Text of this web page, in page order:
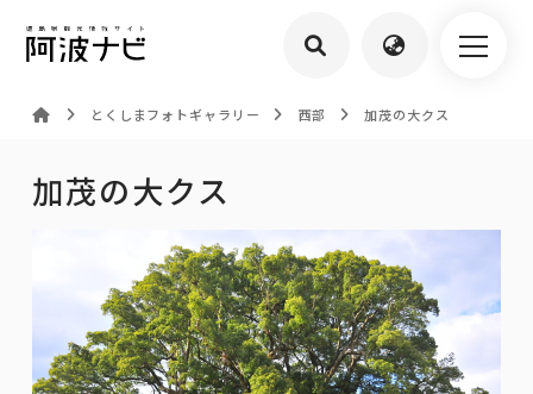
とくしまフォトギャラリー 西部 加茂の大クス
加茂の大クス